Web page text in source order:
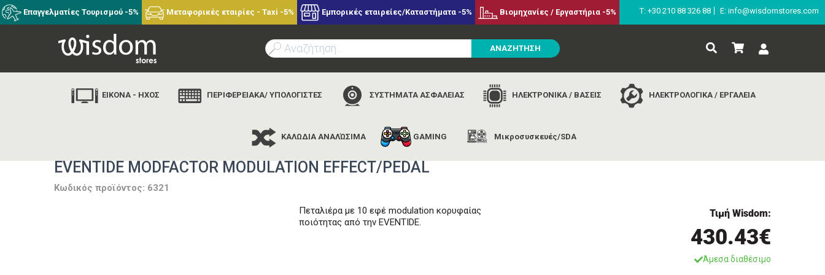
Επαγγελματίες Τουρισμού -5% Μεταφορικές εταιρίες - Taxi -5% Εμπορικές εταιρείες/Καταστήματα -5% Βιομηχανίες / Εργαστήρια -5% Τ: +30 210 88 326 88 E: info@wisdomstores.com
ΑΝΑΖΗΤΗΣΗ
ΕΙΚΟΝΑ - ΗΧΟΣ ΠΕΡΙΦΕΡΕΙΑΚΑ/ ΥΠΟΛΟΓΙΣΤΕΣ ΣΥΣΤΗΜΑΤΑ ΑΣΦΑΛΕΙΑΣ ΗΛΕΚΤΡΟΝΙΚΑ / ΒΑΣΕΙΣ ΗΛΕΚΤΡΟΛΟΓΙΚΑ / ΕΡΓΑΛΕΙΑ
ΚΑΛΩΔΙΑ ΑΝΑΛΏΣΙΜΑ GAMING Μικροσυσκευές/SDA
αρχική εταιρίες eventide eventide modfactor modulation effect/pedal
EVENTIDE MODFACTOR MODULATION EFFECT/PEDAL
Κωδικός προϊόντος: 6321
Πεταλιέρα με 10 εφέ modulation κορυφαίας
ποιότητας από την EVENTIDE.
Τιμή Wisdom:
430.43€
Άμεσα διαθέσιμο